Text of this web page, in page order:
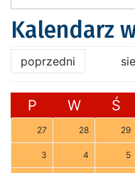
Kalendarz
poprzedni
P W Ś
27 28 29
3 4 5